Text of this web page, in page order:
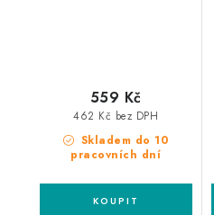
Skladem do 10
pracovních dní
462 Kč bez DPH
559 Kč